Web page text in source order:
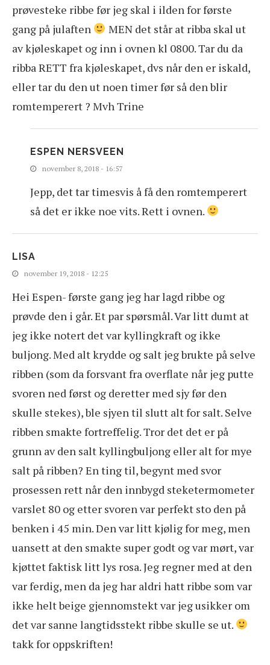
prøvesteke ribbe før jeg skal i ilden for første
gang på julaften
MEN det står at ribba skal ut
av kjøleskapet og inn i ovnen kl 0800. Tar du da
ribba RETT fra kjøleskapet, dvs når den er iskald,
eller tar du den ut noen timer før så den blir
romtemperert ? Mvh Trine
ESPEN NERSVEEN
november 8, 2018 - 16:57
Jepp, det tar timesvis å få den romtemperert
så det er ikke noe vits. Rett i ovnen.
LISA
november 19, 2018 - 12:25
Hei Espen- første gang jeg har lagd ribbe og
prøvde den i går. Et par spørsmål. Var litt dumt at
jeg ikke notert det var kyllingkraft og ikke
buljong. Med alt krydde og salt jeg brukte på selve
ribben (som da forsvant fra overflate når jeg putte
svoren ned først og deretter med sjy før den
skulle stekes), ble sjyen til slutt alt for salt. Selve
ribben smakte fortreffelig. Tror det det er på
grunn av den salt kyllingbuljong eller alt for mye
salt på ribben? En ting til, begynt med svor
prosessen rett når den innbygd steketermometer
varslet 80 og etter svoren var perfekt sto den på
benken i 45 min. Den var litt kjølig for meg, men
uansett at den smakte super godt og var mørt, var
kjøttet faktisk litt lys rosa. Jeg regner med at den
var ferdig, men da jeg har aldri hatt ribbe som var
ikke helt beige gjennomstekt var jeg usikker om
det var sanne langtidsstekt ribbe skulle se ut.
takk for oppskriften!